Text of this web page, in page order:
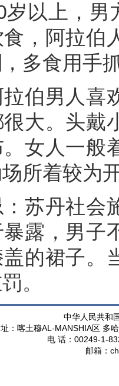
岁以上，
，阿拉伯
多食用手
男人喜欢
大。头戴
女人一般
所着较为
丹社会施
露，男子
的裙子。
。
中华人民共和
：喀土穆AL-MANSHIA区 多
电 话： 00249-1-
邮箱：